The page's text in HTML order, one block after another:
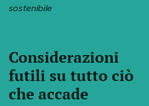
sostenibile
Considerazioni
futili su tutto ciò
che accade